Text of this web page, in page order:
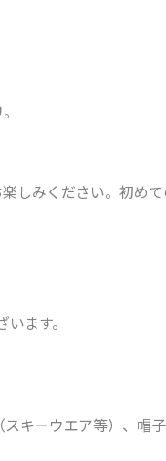
しみください。初め
ます。
キーウエア等）、帽